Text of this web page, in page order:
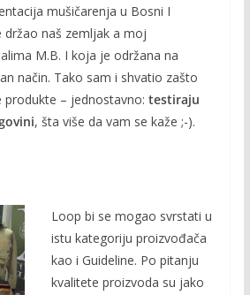
mušičarenja u Bosni I
držao naš zemljak a moj
M.B. I koja je održana na
način. Tako sam i shvatio zašto
produkte – jednostavno: testiraju
, šta više da vam se kaže ;-).
Loop bi se mogao svrstati u
istu kategoriju proizvođača
kao i Guideline. Po pitanju
kvalitete proizvoda su jako